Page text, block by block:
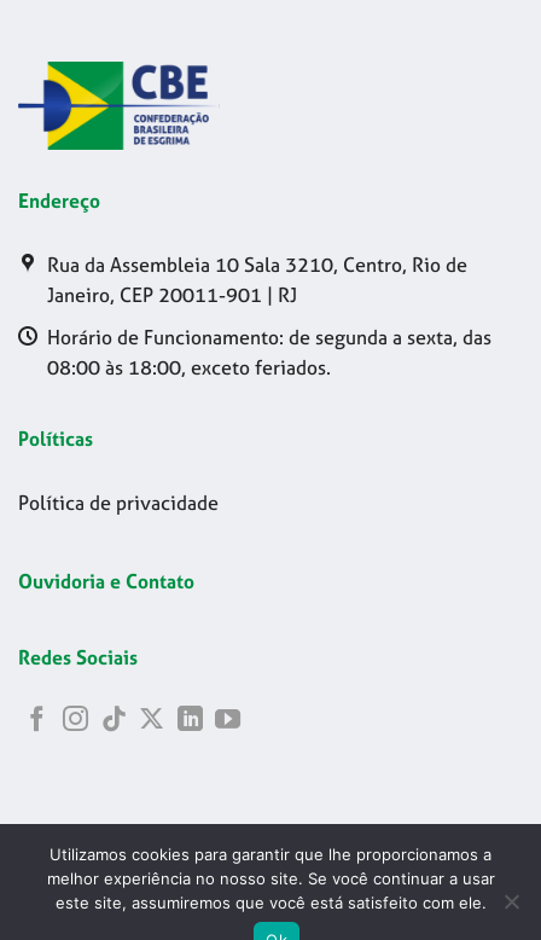
Endereço
Rua da Assembleia 10 Sala 3210, Centro, Rio de
Janeiro, CEP 20011-901 | RJ
Horário de Funcionamento: de segunda a sexta, das
08:00 às 18:00, exceto feriados.
Políticas
Política de privacidade
Ouvidoria e Contato
Redes Sociais
Copyright 2026 © Codelapa | 2024 Confederação Brasileira de
Utilizamos cookies para garantir que lhe proporcionamos a
melhor experiência no nosso site. Se você continuar a usar
este site, assumiremos que você está satisfeito com ele.